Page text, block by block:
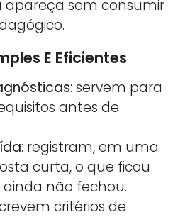
apareça sem consumir
E Eficientes
: servem para
antes de
: registram, em uma
curta, o que ficou
não fechou.
critérios de